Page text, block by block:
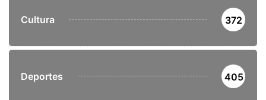
Cultura 372
Deportes 405